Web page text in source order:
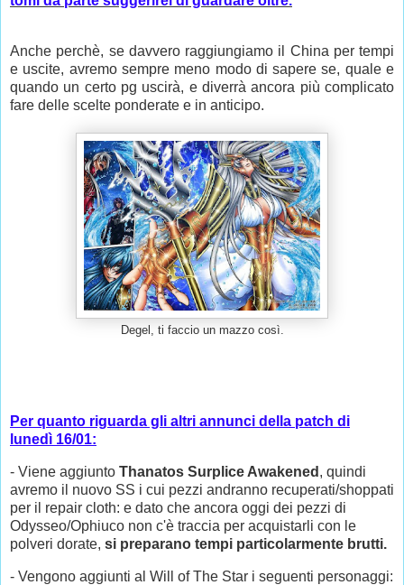
Anche perchè, se davvero raggiungiamo il China per tempi
e uscite, avremo sempre meno modo di sapere se, quale e
quando un certo pg uscirà, e diverrà ancora più complicato
fare delle scelte ponderate e in anticipo.
Degel, ti faccio un mazzo così.
Per quanto riguarda gli altri annunci della patch di
lunedì 16/01:
- Viene aggiunto Thanatos Surplice Awakened , quindi
avremo il nuovo SS i cui pezzi andranno recuperati/shoppati
per il repair cloth: e dato che ancora oggi dei pezzi di
Odysseo/Ophiuco non c'è traccia per acquistarli con le
polveri dorate, si preparano tempi particolarmente brutti.
- Vengono aggiunti al Will of The Star i seguenti personaggi: